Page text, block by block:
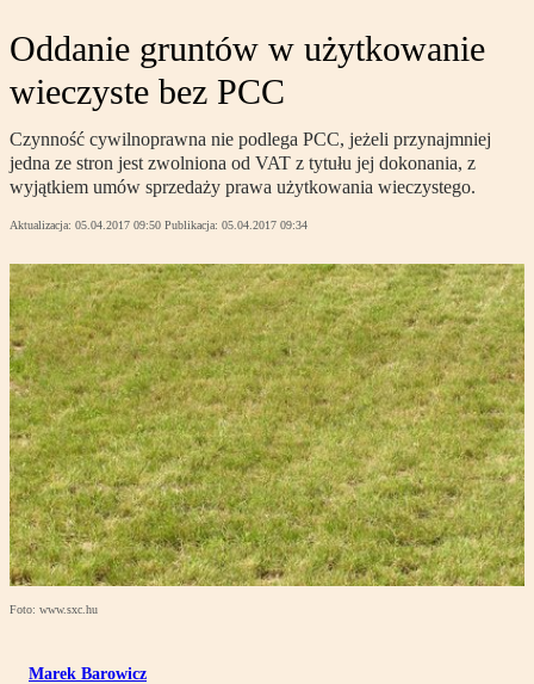
Oddanie gruntów w użytkowanie
wieczyste bez PCC
Czynność cywilnoprawna nie podlega PCC, jeżeli przynajmniej
jedna ze stron jest zwolniona od VAT z tytułu jej dokonania, z
wyjątkiem umów sprzedaży prawa użytkowania wieczystego.
Aktualizacja: 05.04.2017 09:50 Publikacja: 05.04.2017 09:34
Foto: www.sxc.hu
Marek Barowicz